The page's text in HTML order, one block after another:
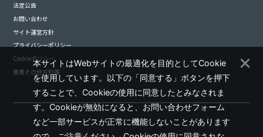
法定公告
お問い合わせ
サイト運営方針
プライバシーポリシー
Cookieポリシー
憲章その他方針等
本サイトはWebサイトの最適化を目的としてCookie
を使用しています。以下の「同意する」ボタンを押下
することで、Cookieの使用に同意したとみなされま
す。Cookieが無効になると、お問い合わせフォーム
など一部サービスが正常に機能しないことがあります